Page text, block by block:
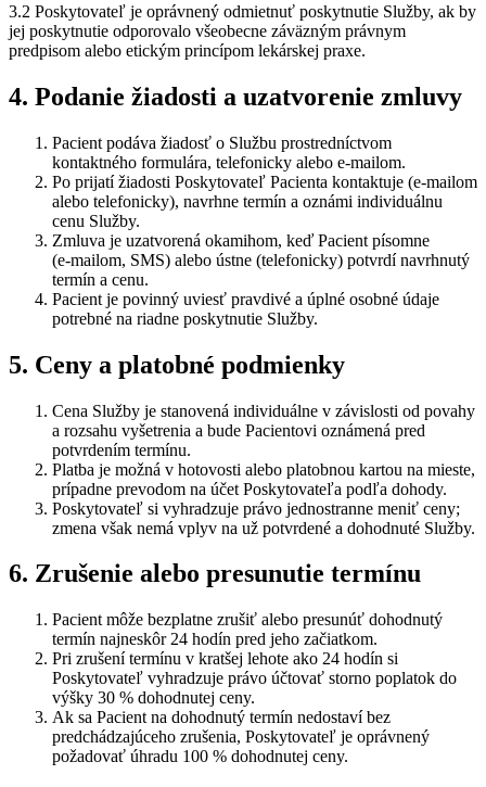
3.2 Poskytovateľ je oprávnený odmietnuť poskytnutie Služby, ak by
jej poskytnutie odporovalo všeobecne záväzným právnym
predpisom alebo etickým princípom lekárskej praxe.
4. Podanie žiadosti a uzatvorenie zmluvy
Pacient podáva žiadosť o Službu prostredníctvom
kontaktného formulára, telefonicky alebo e‑mailom.
Po prijatí žiadosti Poskytovateľ Pacienta kontaktuje (e‑mailom
alebo telefonicky), navrhne termín a oznámi individuálnu
cenu Služby.
Zmluva je uzatvorená okamihom, keď Pacient písomne
(e‑mailom, SMS) alebo ústne (telefonicky) potvrdí navrhnutý
termín a cenu.
Pacient je povinný uviesť pravdivé a úplné osobné údaje
potrebné na riadne poskytnutie Služby.
5. Ceny a platobné podmienky
Cena Služby je stanovená individuálne v závislosti od povahy
a rozsahu vyšetrenia a bude Pacientovi oznámená pred
potvrdením termínu.
Platba je možná v hotovosti alebo platobnou kartou na mieste,
prípadne prevodom na účet Poskytovateľa podľa dohody.
Poskytovateľ si vyhradzuje právo jednostranne meniť ceny;
zmena však nemá vplyv na už potvrdené a dohodnuté Služby.
6. Zrušenie alebo presunutie termínu
Pacient môže bezplatne zrušiť alebo presunúť dohodnutý
termín najneskôr 24 hodín pred jeho začiatkom.
Pri zrušení termínu v kratšej lehote ako 24 hodín si
Poskytovateľ vyhradzuje právo účtovať storno poplatok do
výšky 30 % dohodnutej ceny.
Ak sa Pacient na dohodnutý termín nedostaví bez
predchádzajúceho zrušenia, Poskytovateľ je oprávnený
požadovať úhradu 100 % dohodnutej ceny.